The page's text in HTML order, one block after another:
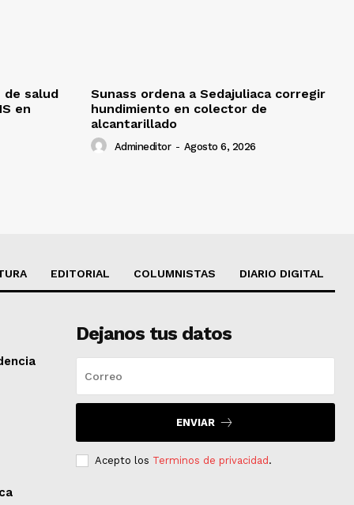
de salud
en
Sunass ordena a Sedajuliaca corregir
hundimiento en colector de
alcantarillado
Admineditor - Agosto 6, 2026
EDITORIAL COLUMNISTAS DIARIO DIGITAL
Dejanos tus datos
ENVIAR
Acepto los Terminos de privacidad.